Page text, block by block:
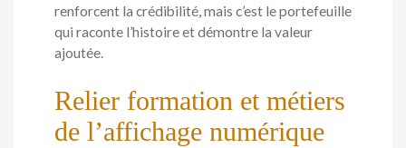
renforcent la crédibilité, mais c’est le portefeuille
qui raconte l’histoire et démontre la valeur
ajoutée.
Relier formation et métiers
de l’affichage numérique